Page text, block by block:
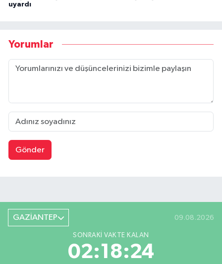
uyardı
Yorumlar
Gönder
GAZİANTEP 09.08.2026
SONRAKI VAKTE KALAN
02:18:24